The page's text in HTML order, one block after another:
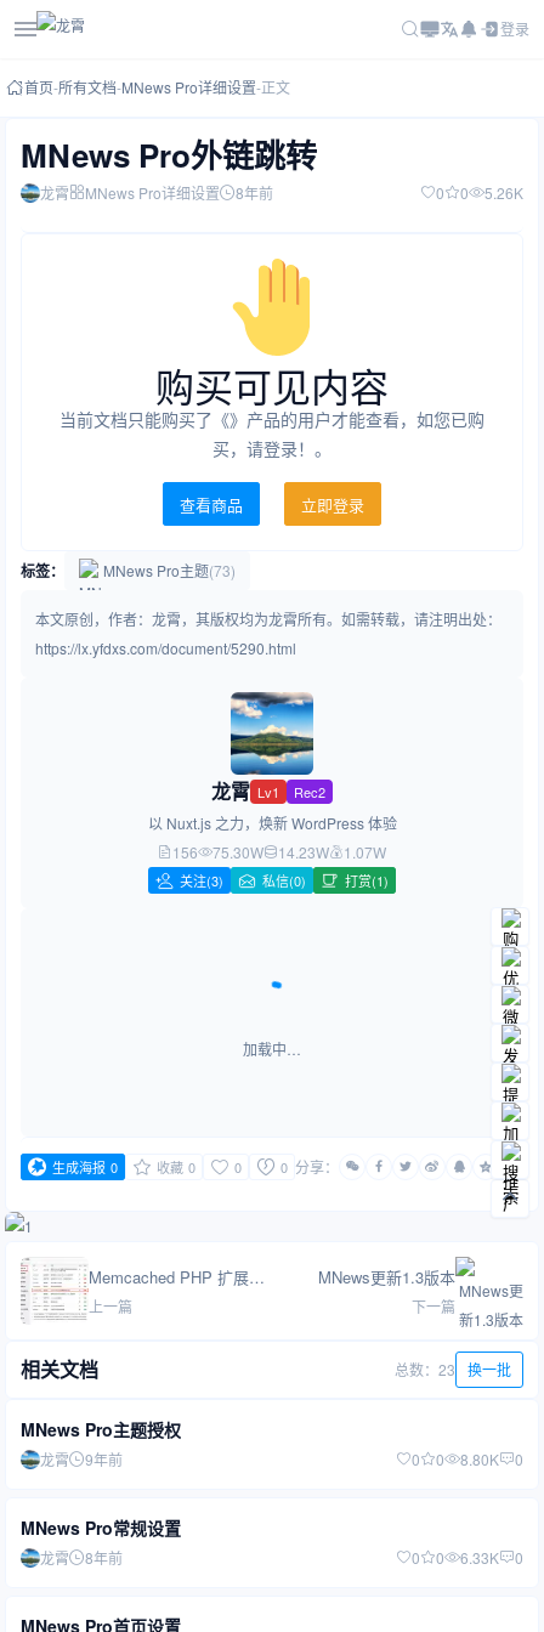
登录
首页-所有文档-MNews Pro详细设置-正文
MNews Pro外链跳转
龙霄 MNews Pro详细设置 8年前 0 0 5.26K
购买可见内容
当前文档只能购买了《》产品的用户才能查看，如您已购
买，请登录！。
查看商品 立即登录
标签： MNews Pro主题(73)
本文原创，作者：龙霄，其版权均为龙霄所有。如需转载，请注明出处：
https://lx.yfdxs.com/document/5290.html
龙霄 Lv1 Rec2
以 Nuxt.js 之力，焕新 WordPress 体验
156
75.30W 14.23W 1.07W
关注(3) 私信(0) 打赏(1)
加载中…
生成海报 0 收藏 0 0 0 分享：
Memcached PHP 扩展安装
上一篇
MNews更新1.3版本
下一篇
相关文档 总数：23 换一批
MNews Pro主题授权
龙霄 9年前 0 0 8.80K 0
MNews Pro常规设置
龙霄 8年前 0 0 6.33K 0
MNews Pro首页设置